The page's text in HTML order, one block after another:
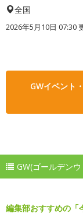
全国
2026年5月10日 07:30
GWイベント
GW(ゴールデン
編集部おすすめの「